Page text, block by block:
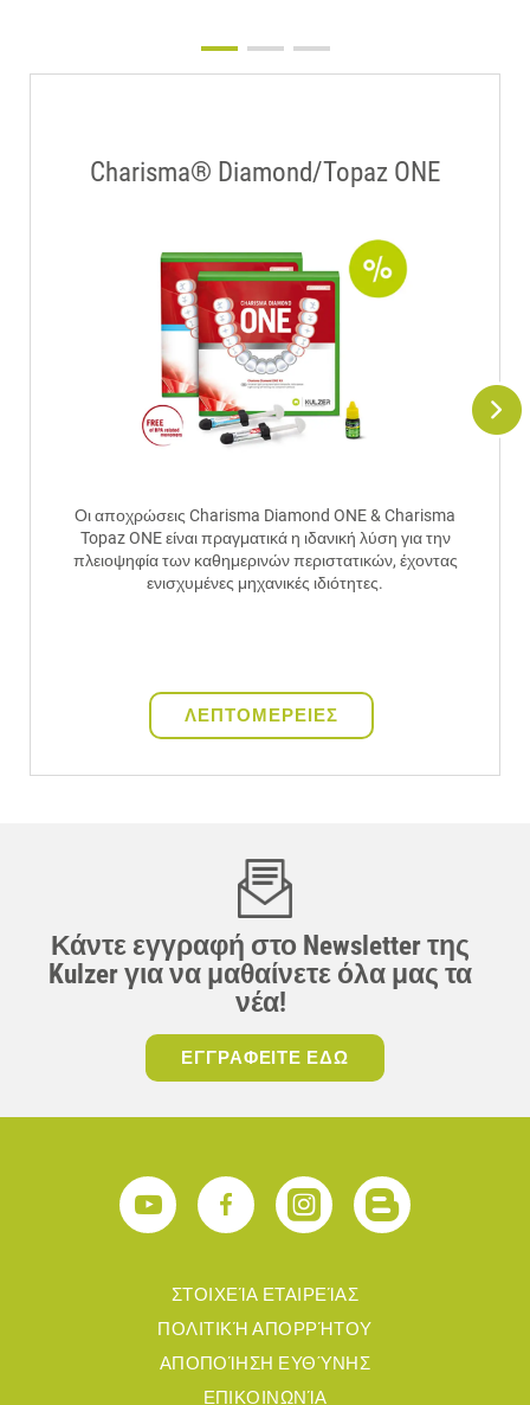
Charisma® Diamond/Topaz ONE
Οι αποχρώσεις Charisma Diamond ONE & Charisma
Topaz ONE είναι πραγματικά η ιδανική λύση για την
πλειοψηφία των καθημερινών περιστατικών, έχοντας
ενισχυμένες μηχανικές ιδιότητες.
ΛΕΠΤΟΜΕΡΕΙΕΣ
Κάντε εγγραφή στο Newsletter της
Kulzer για να μαθαίνετε όλα μας τα
νέα!
ΕΓΓΡΑΦΕΙΤΕ ΕΔΩ
ΣΤΟΙΧΕΊΑ ΕΤΑΙΡΕΊΑΣ
ΠΟΛΙΤΙΚΉ ΑΠΟΡΡΉΤΟΥ
ΑΠΟΠΟΊΗΣΗ ΕΥΘΎΝΗΣ
ΕΠΙΚΟΙΝΩΝΊΑ